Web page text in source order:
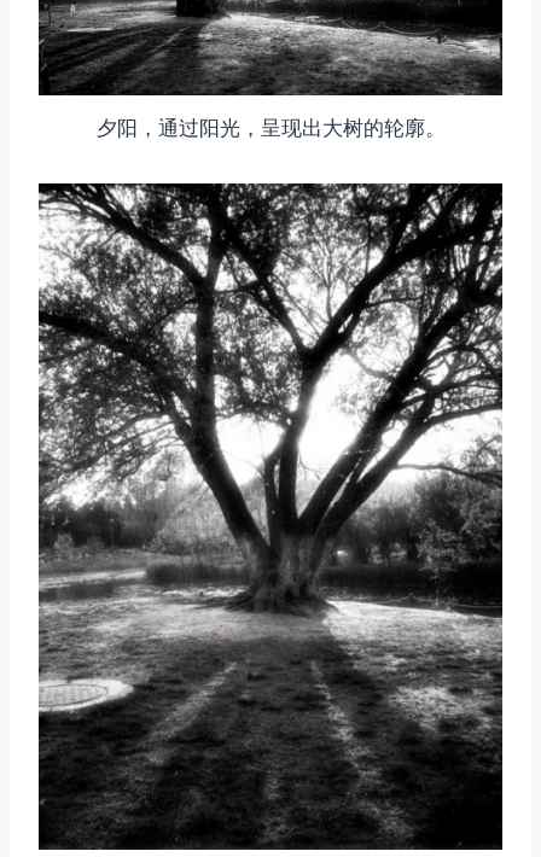
夕阳，通过阳光，呈现出大树的轮廓。